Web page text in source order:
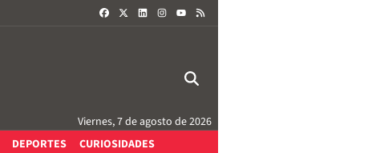
FACEBOOKLINKEDININSTAGRAM
Viernes, 7 de agosto de 2026
DEPORTES CURIOSIDADES